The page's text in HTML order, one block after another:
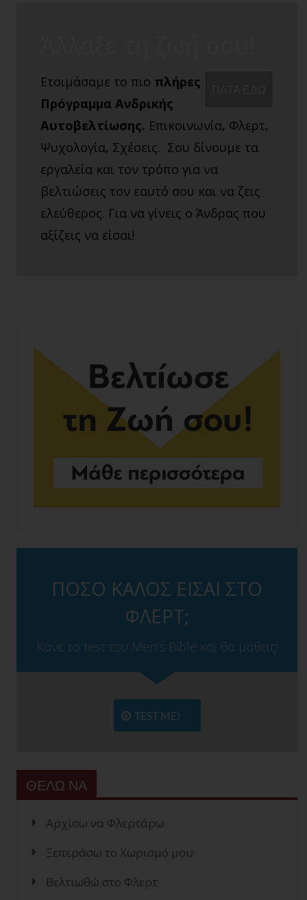
Ετοιμάσαμε το πιο πλήρες
Πρόγραμμα Ανδρικής
Αυτοβελτίωσης. Επικοινωνία, Φλερτ,
Ψυχολογία, Σχέσεις. Σου δίνουμε τα
εργαλεία και τον τρόπο για να
βελτιώσεις τον εαυτό σου και να ζεις
ελεύθερος. Για να γίνεις ο Άνδρας που
αξίζεις να είσαι!
ΠΟΣΟ ΚΑΛΟΣ ΕΙΣΑΙ ΣΤΟ
ΦΛΕΡΤ;
Κάνε το test του Men's Bible και θα μάθεις!
TEST ME!
ΘΕΛΩ ΝΑ
Αρχίσω να Φλερτάρω
Ξεπεράσω το Χωρισμό μου
Βελτιωθώ στο Φλερτ